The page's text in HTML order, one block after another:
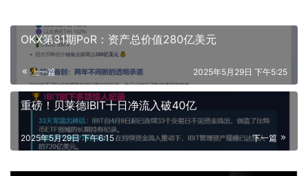
OKX第31期PoR：资产总价值280亿美元
上一篇 2025年5月29日 下午5:25
重磅！贝莱德IBIT十日净流入破40亿
下一篇
2025年5月29日 下午6:15